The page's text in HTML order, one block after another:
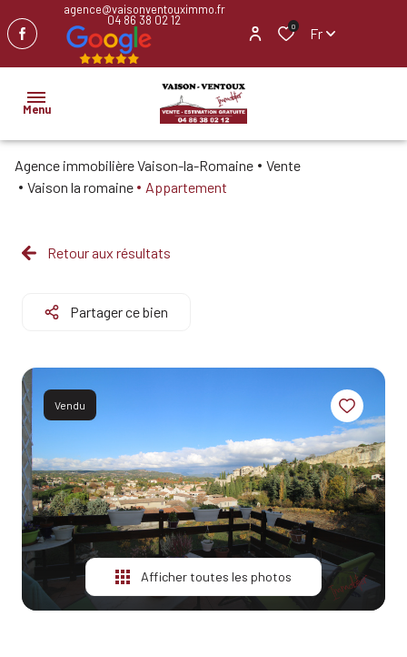
agence@vaisonventouximmo.fr
04 86 38 02 12 0 Fr
Menu
ACCUEIL
BIENS
PROFESSIONNEL
VENDUS
ESTIMATION
ALERTE
E-MAIL
QUI
SOMMES-
NOUS?
CONTACT
Agence immobilière Vaison-la-Romaine
Vente
Vaison la romaine
Appartement
Retour aux résultats
Partager ce bien
Vendu
Afficher toutes les photos